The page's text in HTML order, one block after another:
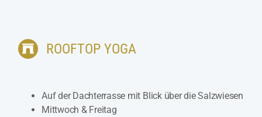
ROOFTOP YOGA
Auf der Dachterrasse mit Blick über die Salzwiesen
Mittwoch & Freitag